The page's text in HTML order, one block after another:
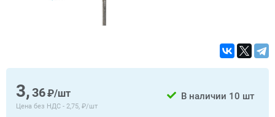
3,36₽/шт
Цена без НДС - 2,75, ₽/шт
В наличии 10 шт